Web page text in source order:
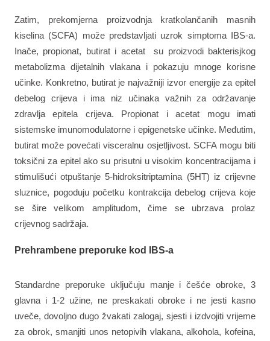
Zatim, prekomjerna proizvodnja kratkolančanih masnih
kiselina (SCFA) može predstavljati uzrok simptoma IBS-a.
Inače, propionat, butirat i acetat su proizvodi bakterisjkog
metabolizma dijetalnih vlakana i pokazuju mnoge korisne
učinke. Konkretno, butirat je najvažniji izvor energije za epitel
debelog crijeva i ima niz učinaka važnih za održavanje
zdravlja epitela crijeva. Propionat i acetat mogu imati
sistemske imunomodulatorne i epigenetske učinke. Međutim,
butirat može povećati visceralnu osjetljivost. SCFA mogu biti
toksični za epitel ako su prisutni u visokim koncentracijama i
stimulišući otpuštanje 5-hidroksitriptamina (5HT) iz crijevne
sluznice, pogoduju početku kontrakcija debelog crijeva koje
se šire velikom amplitudom, čime se ubrzava prolaz
crijevnog sadržaja.
Prehrambene preporuke kod IBS-a
Standardne preporuke uključuju manje i češće obroke, 3
glavna i 1-2 užine, ne preskakati obroke i ne jesti kasno
uveče, dovoljno dugo žvakati zalogaj, sjesti i izdvojiti vrijeme
za obrok, smanjiti unos netopivih vlakana, alkohola, kofeina,